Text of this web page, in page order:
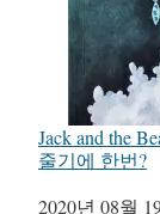
Jack and the
줄기에 한번?
일자
2020년 08월